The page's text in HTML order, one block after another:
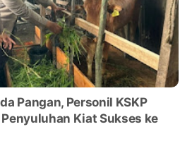
Pangan, Personil KSKP
Kiat Sukses ke